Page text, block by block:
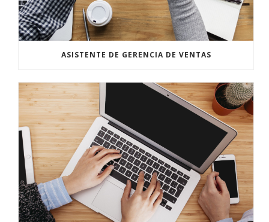
ASISTENTE DE GERENCIA DE VENTAS